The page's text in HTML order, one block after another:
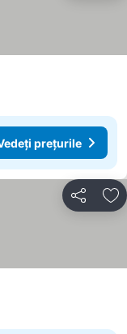
prețurile
Distribuiți